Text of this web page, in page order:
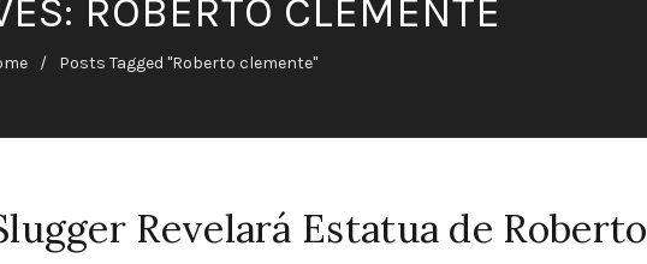
ROBERTO CLEMENTE
Posts Tagged "Roberto clemente"
Revelará Estatua de Roberto